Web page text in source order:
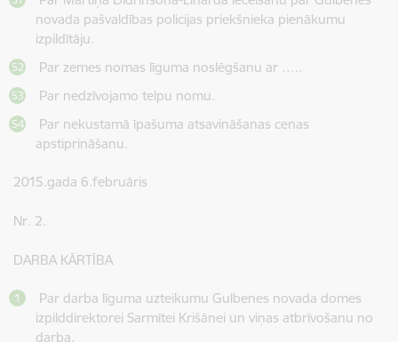
novada pašvaldības policijas priekšnieka pienākumu
izpildītāju.
Par zemes nomas līguma noslēgšanu ar …..
Par nedzīvojamo telpu nomu.
Par nekustamā īpašuma atsavināšanas cenas
apstiprināšanu.
2015.gada 6.februāris
Nr. 2.
DARBA KĀRTĪBA
Par darba līguma uzteikumu Gulbenes novada domes
izpilddirektorei Sarmītei Krišānei un viņas atbrīvošanu no
darba.